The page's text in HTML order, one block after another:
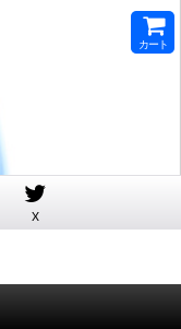
カート
X